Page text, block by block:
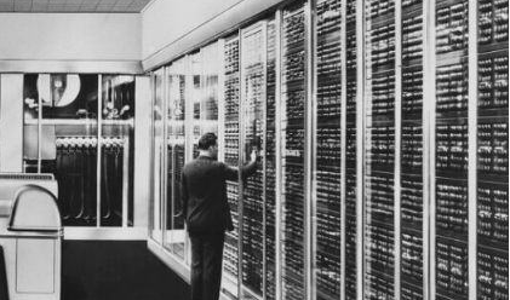
A
Almacenamiento